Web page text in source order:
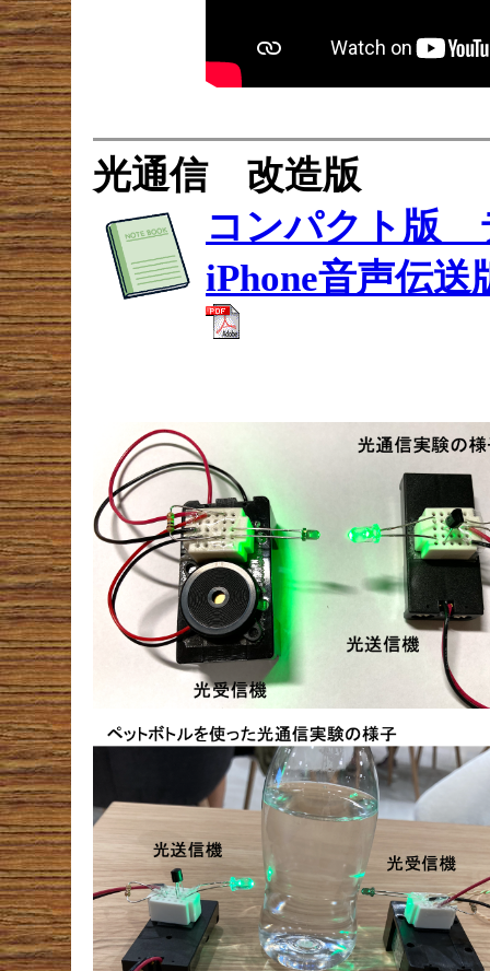
光通信 改造版
コンパクト版
iPhone音声伝